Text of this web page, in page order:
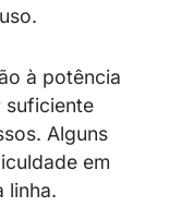
à potência
suficiente
Alguns
em
linha.